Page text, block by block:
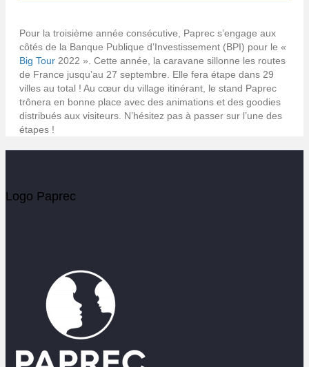
Pour la troisième année consécutive, Paprec s’engage aux
côtés de la Banque Publique d’Investissement (BPI) pour le «
Big Tour 2022 ». Cette année, la caravane sillonne les routes
de France jusqu’au 27 septembre. Elle fera étape dans 29
villes au total ! Au cœur du village itinérant, le stand Paprec
trônera en bonne place avec des animations et des goodies
distribués aux visiteurs. N’hésitez pas à passer sur l’une des
étapes !
Logo Paprec